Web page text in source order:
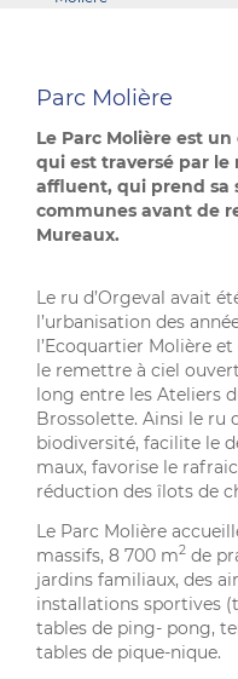
Parc Molière
Le Parc Molière est
qui est traversé par le
affluent, qui prend sa
communes avant de
Mureaux.
Le ru d’Orgeval avait
l’urbanisation des
l’Ecoquartier Molière
le remettre à ciel
long entre les Ateliers
Brossolette. Ainsi le ru
biodiversité, facilite le
maux, favorise le
réduction des îlots de
Le Parc Molière
massifs, 8 700 m2 de
jardins familiaux, des
installations sportives
tables de ping- pong,
tables de pique-nique.